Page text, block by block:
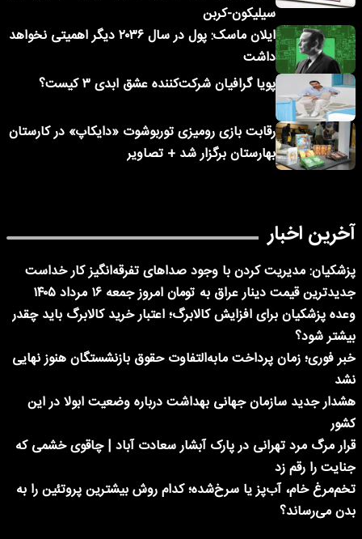
سیلیکون-کربن
ایلان ماسک: پول در سال ۲۰۳۶ دیگر اهمیتی نخواهد
داشت
پویا گرافیان شرکت‌کننده عشق ابدی ۳ کیست؟
رقابت بازی رومیزی توربوشوت «دایکاپ» در کارستان
بهارستان برگزار شد + تصاویر
آخرین اخبار
پزشکیان: مدیریت کردن با وجود صداهای تفرقه‌انگیز کار خداست
جدیدترین قیمت دینار عراق به تومان امروز جمعه ۱۶ مرداد ۱۴۰۵
وعده پزشکیان برای افزایش کالابرگ؛ اعتبار خرید کالابرگ باید چقدر
بیشتر شود؟
خبر فوری؛ زمان پرداخت مابه‌التفاوت حقوق بازنشستگان هنوز نهایی
نشد
هشدار جدید سازمان جهانی بهداشت درباره وضعیت ابولا در این
کشور
قرار مرگ مرد تهرانی در پارک آبشار سعادت آباد | چاقوی خشمی که
جنایت را رقم زد
تخم‌مرغ خام، آب‌پز یا سرخ‌شده؛ کدام روش بیشترین پروتئین را به
بدن می‌رساند؟